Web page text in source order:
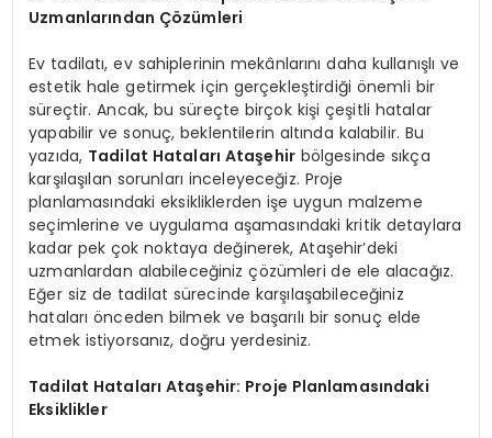
Uzmanlarından Çözümleri
Ev tadilatı, ev sahiplerinin mekânlarını daha kullanışlı ve
estetik hale getirmek için gerçekleştirdiği önemli bir
süreçtir. Ancak, bu süreçte birçok kişi çeşitli hatalar
yapabilir ve sonuç, beklentilerin altında kalabilir. Bu
yazıda, Tadilat Hataları Ataşehirbölgesinde sıkça
karşılaşılan sorunları inceleyeceğiz. Proje
planlamasındaki eksikliklerden işe uygun malzeme
seçimlerine ve uygulama aşamasındaki kritik detaylara
kadar pek çok noktaya değinerek, Ataşehir’deki
uzmanlardan alabileceğiniz çözümleri de ele alacağız.
Eğer siz de tadilat sürecinde karşılaşabileceğiniz
hataları önceden bilmek ve başarılı bir sonuç elde
etmek istiyorsanız, doğru yerdesiniz.
Tadilat Hataları Ataşehir: Proje Planlamasındaki
Eksiklikler